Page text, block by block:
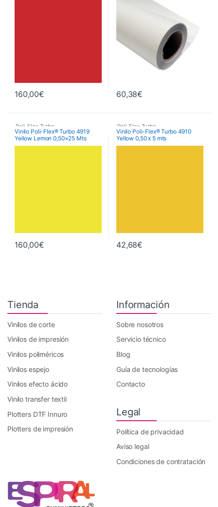
160,00€ 60,38€
Poli-Flex Turbo
Vinilo Transfer Textil
Vinilo Poli-Flex® Turbo 4919
Yellow Lemon 0,50×25 Mts
160,00€
Poli-Flex Turbo
Vinilo Transfer Textil
Vinilo Poli-Flex® Turbo 4910
Yellow 0,50 x 5 mts
42,68€
Tienda
Vinilos de corte
Vinilos de impresión
Vinilos poliméricos
Vinilos espejo
Vinilos efecto ácido
Vinilo transfer textil
Plotters DTF Innuro
Plotters de impresión
Información
Sobre nosotros
Servicio técnico
Blog
Guía de tecnologías
Contacto
Legal
Política de privacidad
Aviso legal
Condiciones de contratación